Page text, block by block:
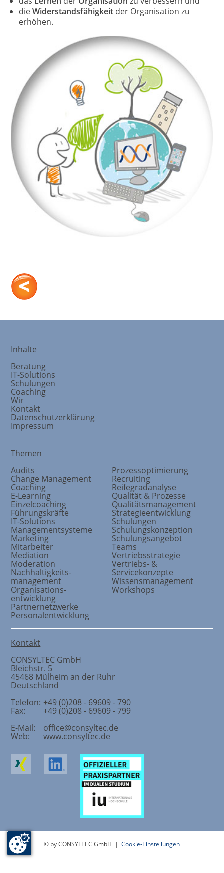
dieWiderstandsfähigkeit der Organisation zu
erhöhen.
Inhalte
Beratung
IT-Solutions
Schulungen
Coaching
Wir
Kontakt
Datenschutzerklärung
Impressum
Themen
Audits
Change Management
Coaching
E-Learning
Einzelcoaching
Führungskräfte
IT-Solutions
Managementsysteme
Marketing
Mitarbeiter
Mediation
Moderation
Nachhaltigkeits-
management
Organisations-
entwicklung
Partnernetzwerke
Personalentwicklung
Prozessoptimierung
Recruiting
Reifegradanalyse
Qualität & Prozesse
Qualitätsmanagement
Strategieentwicklung
Schulungen
Schulungskonzeption
Schulungsangebot
Teams
Vertriebsstrategie
Vertriebs- &
Servicekonzepte
Wissensmanagement
Workshops
Kontakt
CONSYLTEC GmbH
Bleichstr. 5
45468 Mülheim an der Ruhr
Deutschland
Telefon: +49 (0)208 - 69609 - 790
Fax:
+49 (0)208 - 69609 - 799
E-Mail:
office@consyltec.de
Web: www.consyltec.de
© by CONSYLTEC GmbH | Cookie-Einstellungen